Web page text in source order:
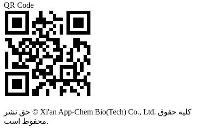
QR Code
حق نشر © Xi'an App-Chem Bio(Tech) Co., Ltd. کلیه حقوق
محفوظ است.